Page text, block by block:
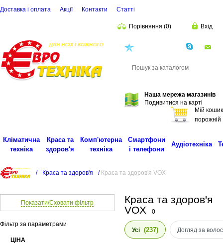
Доставка і оплата Акції Контакти Статті
Порівняння (0) Вхід
Наша мережа магазинів
Подивитися на карті
Мій кошик
порожній
Кліматична
техніка
Краса та
здоров'я
Комп'ютерна
техніка
Смартфони
і телефони
Аудіотехніка
/ Краса та здоров'я / Краса та здоров'я VOX
Показати/Сховати фільтр
Фільтр за параметрами
ЦІНА
Краса та здоров'я
VOX
0
Усі (237) Догляд за